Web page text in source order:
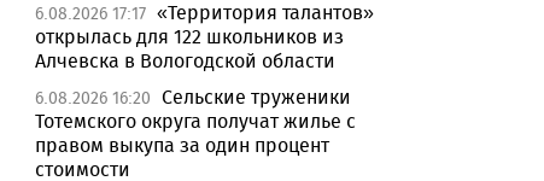
6.08.2026 17:17 «Территория талантов»
открылась для 122 школьников из
Алчевска в Вологодской области
6.08.2026 16:20 Сельские труженики
Тотемского округа получат жилье с
правом выкупа за один процент
стоимости